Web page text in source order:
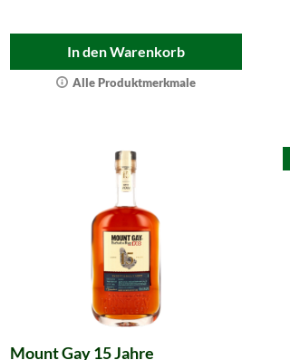
In den Warenkorb
Alle Produktmerkmale
Mount Gay 15 Jahre